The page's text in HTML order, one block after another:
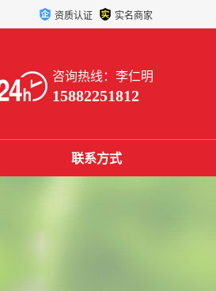
资质认证 实名商家
咨询热线：李仁明
15882251812
联系方式